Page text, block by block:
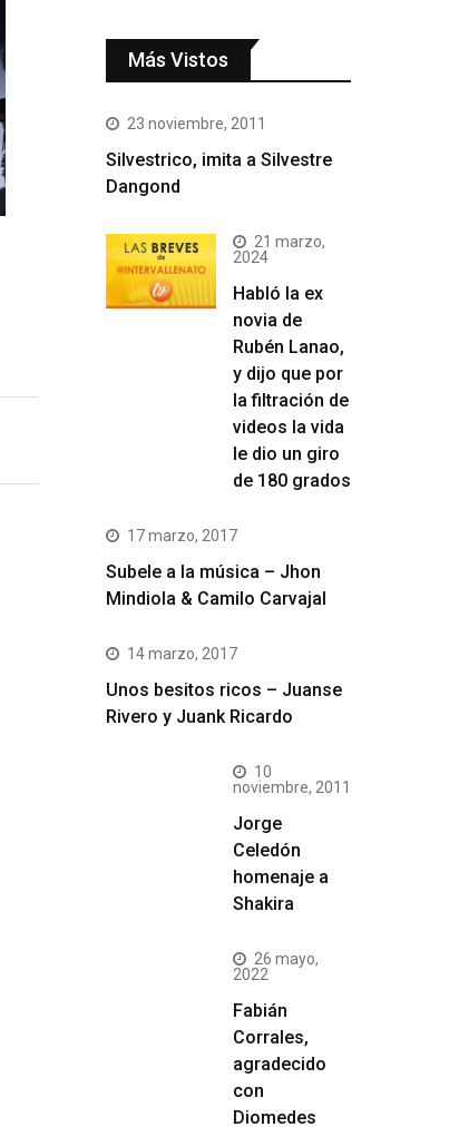
Más Vistos
23 noviembre, 2011
Silvestrico, imita a Silvestre
Dangond
21 marzo,
2024
Habló la ex
novia de
Rubén Lanao,
y dijo que por
la filtración de
videos la vida
le dio un giro
de 180 grados
17 marzo, 2017
Subele a la música – Jhon
Mindiola & Camilo Carvajal
14 marzo, 2017
Unos besitos ricos – Juanse
Rivero y Juank Ricardo
10
noviembre, 2011
Jorge
Celedón
homenaje a
Shakira
26 mayo,
2022
Fabián
Corrales,
agradecido
con
Diomedes